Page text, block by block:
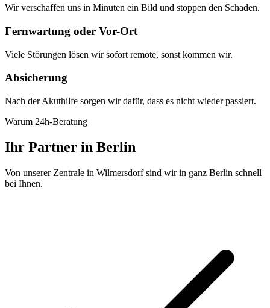
Wir verschaffen uns in Minuten ein Bild und stoppen den Schaden.
Fernwartung oder Vor-Ort
Viele Störungen lösen wir sofort remote, sonst kommen wir.
Absicherung
Nach der Akuthilfe sorgen wir dafür, dass es nicht wieder passiert.
Warum 24h-Beratung
Ihr Partner in Berlin
Von unserer Zentrale in Wilmersdorf sind wir in ganz Berlin schnell
bei Ihnen.